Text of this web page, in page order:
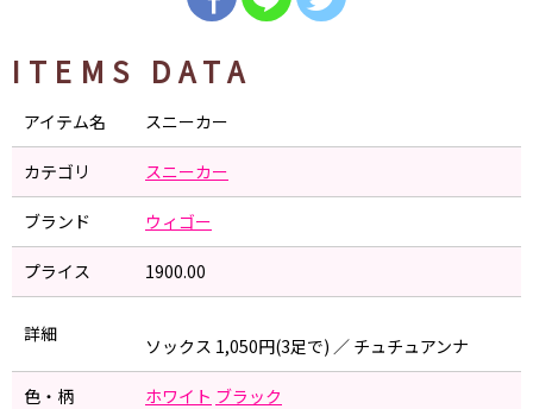
ITEMS DATA
アイテム名 スニーカー
カテゴリ スニーカー
ブランド ウィゴー
プライス 1900.00
詳細
ソックス 1,050円(3足で) ／ チュチュアンナ
色・柄 ホワイト ブラック